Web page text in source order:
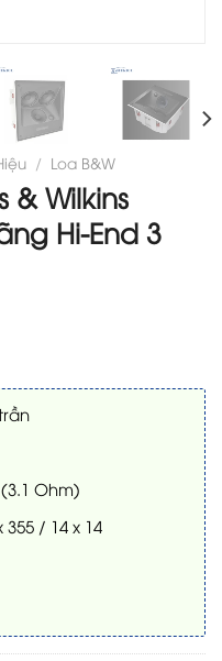
/ Loa B&W
& Wilkins
Hi-End 3
Ohm)
/ 14 x 14